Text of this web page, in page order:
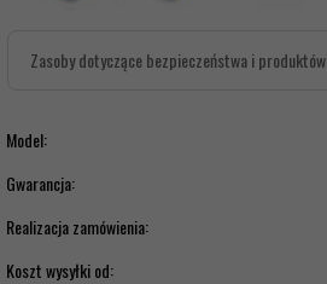
Zasoby dotyczące bezpieczeństwa i produktów
Model:
Gwarancja:
Realizacja zamówienia:
Koszt wysyłki od: